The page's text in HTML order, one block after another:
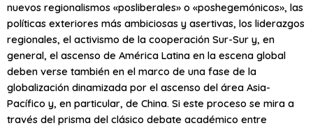
nuevos regionalismos «posliberales» o «poshegemónicos», las
políticas exteriores más ambiciosas y asertivas, los liderazgos
regionales, el activismo de la cooperación Sur-Sur y, en
general, el ascenso de América Latina en la escena global
deben verse también en el marco de una fase de la
globalización dinamizada por el ascenso del área Asia-
Pacífico y, en particular, de China. Si este proceso se mira a
través del prisma del clásico debate académico entre